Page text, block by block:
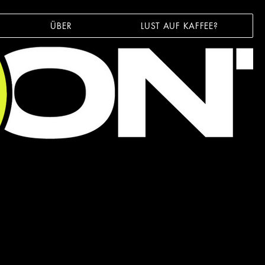
ÜBER LUST AUF KAFFEE?